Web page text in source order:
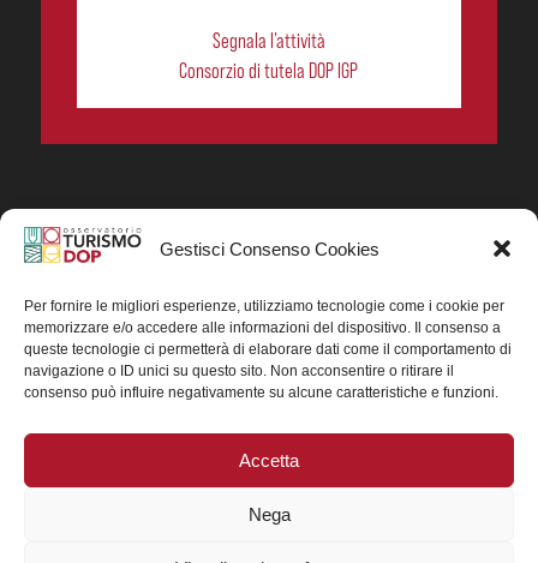
Gestisci Consenso Cookies
Per fornire le migliori esperienze, utilizziamo tecnologie come i cookie per
memorizzare e/o accedere alle informazioni del dispositivo. Il consenso a
queste tecnologie ci permetterà di elaborare dati come il comportamento di
navigazione o ID unici su questo sito. Non acconsentire o ritirare il
consenso può influire negativamente su alcune caratteristiche e funzioni.
Accetta
Nega
Segnala l’attività
Consorzio di tutela DOP IGP
In collaborazione ORIGIN ITALIA.
del turismo enogastronomico dei prodotti DOP IGP
italiani.
Concessione contributo MASAF DM n. 0311719 del
15/06/2023
Concessione contributo MASAF, DM n. 0016662 del
15/01/2025 (CUP J88H24002560007)